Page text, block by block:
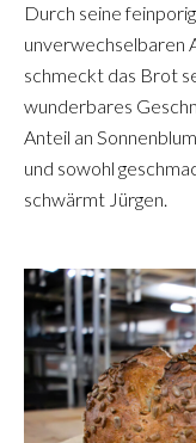
Durch seine
unverwechselbaren
schmeckt das Brot
wunderbares
Anteil an
und sowohl
schwärmt Jürgen.